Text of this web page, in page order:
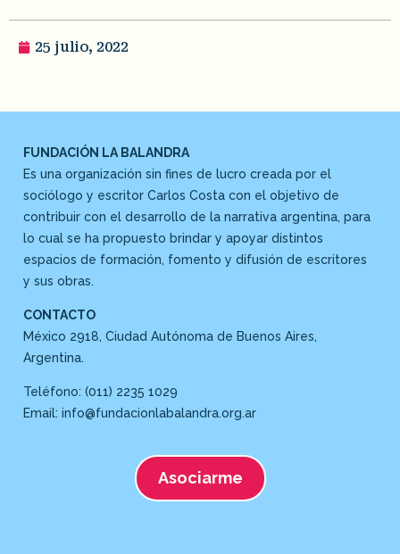
25 julio, 2022
FUNDACIÓN LA BALANDRA
Es una organización sin fines de lucro creada por el
sociólogo y escritor Carlos Costa con el objetivo de
contribuir con el desarrollo de la narrativa argentina, para
lo cual se ha propuesto brindar y apoyar distintos
espacios de formación, fomento y difusión de escritores
y sus obras.
CONTACTO
México 2918, Ciudad Autónoma de Buenos Aires,
Argentina.
Teléfono: (011) 2235 1029
Email: info@fundacionlabalandra.org.ar
Asociarme